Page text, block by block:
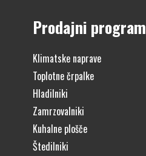
Prodajni program
Klimatske naprave
Toplotne črpalke
Hladilniki
Zamrzovalniki
Kuhalne plošče
Štedilniki